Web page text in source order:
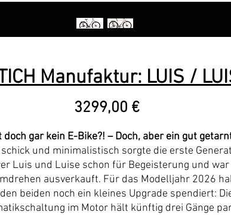
Manufaktur: LUIS /
3299,00 €Precio
doch gar kein E-Bike?! – Doch, aber ein gut
schick und minimalistisch sorgte die erste
Luis und Luise schon für Begeisterung und war
ausverkauft. Für das Modelljahr 2026
beiden noch ein kleines Upgrade spendiert:
im Motor hält künftig drei Gänge